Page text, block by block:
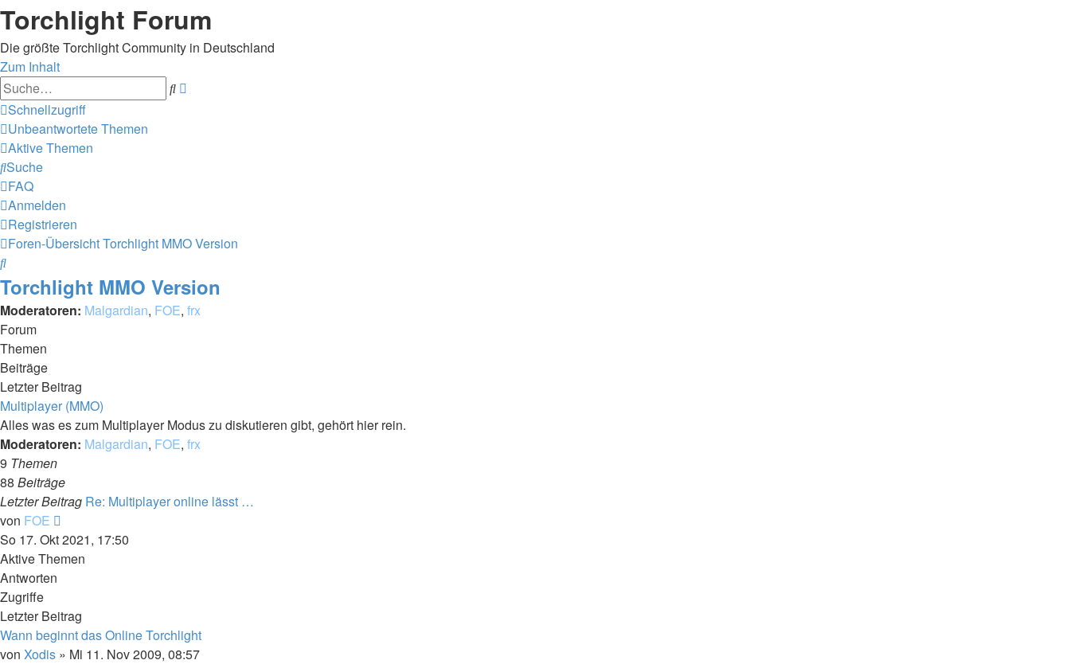
Torchlight Forum
Die größte Torchlight Community in Deutschland
Zum Inhalt
Suche
Schnellzugriff
Unbeantwortete Themen
Aktive Themen
Suche
FAQ
Anmelden
Registrieren
Foren-ÜbersichtTorchlight MMO Version
Suche
Torchlight MMO Version
Moderatoren: Malgardian, FOE, frx
Forum
Themen
Beiträge
Letzter Beitrag
Multiplayer (MMO)
Alles was es zum Multiplayer Modus zu diskutieren gibt, gehört hier rein.
Moderatoren: Malgardian, FOE, frx
9 Themen
88 Beiträge
Letzter Beitrag Re: Multiplayer online lässt …
von FOE
Beitrag
So 17. Okt 2021, 17:50
Aktive Themen
Antworten
Zugriffe
Letzter Beitrag
Wann beginnt das Online Torchlight
von Xodis » Mi 11. Nov 2009, 08:57